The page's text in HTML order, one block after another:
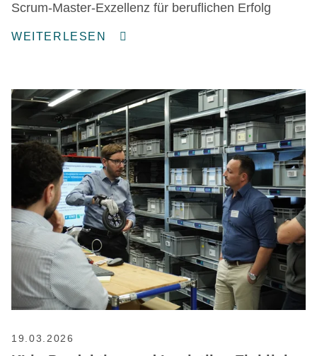
Scrum-Master-Exzellenz für beruflichen Erfolg
WEITERLESEN
19.03.2026